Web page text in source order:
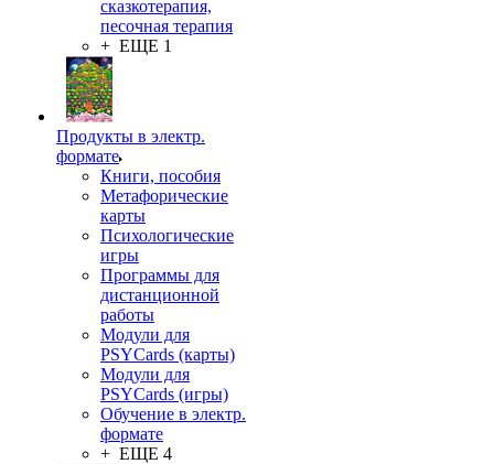
сказкотерапия,
песочная терапия
+ ЕЩЕ 1
Продукты в электр.
формате
Книги, пособия
Метафорические
карты
Психологические
игры
Программы для
дистанционной
работы
Модули для
PSYCards (карты)
Модули для
PSYCards (игры)
Обучение в электр.
формате
+ ЕЩЕ 4